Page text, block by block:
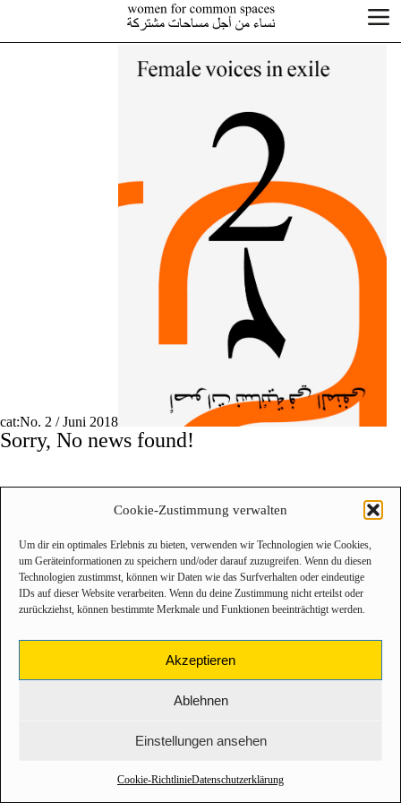
Cookie-Zustimmung verwalten
Um dir ein optimales Erlebnis zu bieten, verwenden wir Technologien wie Cookies,
um Geräteinformationen zu speichern und/oder darauf zuzugreifen. Wenn du diesen
Technologien zustimmst, können wir Daten wie das Surfverhalten oder eindeutige
IDs auf dieser Website verarbeiten. Wenn du deine Zustimmung nicht erteilst oder
zurückziehst, können bestimmte Merkmale und Funktionen beeinträchtigt werden.
Akzeptieren
Ablehnen
Einstellungen ansehen
Cookie-RichtlinieDatenschutzerklärung
cat:No. 2 / Juni 2018
Sorry, No news found!